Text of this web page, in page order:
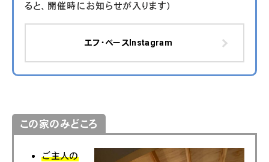
ると、開催時にお知らせが入ります）
エフ・ベースInstagram
この家のみどころ
ご主人の